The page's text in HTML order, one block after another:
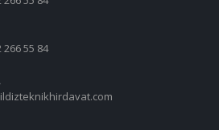
266 55 84